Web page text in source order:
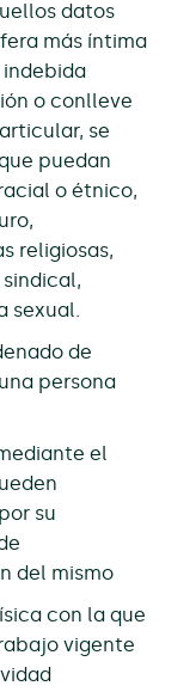
datos
más íntima
indebida
o conlleve
se
puedan
o étnico,
religiosas,
sexual.
de
persona
el
su
del mismo
con la que
vigente